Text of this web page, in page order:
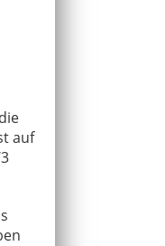
auf